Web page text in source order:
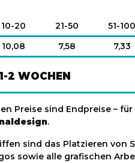
10-20 21-50 51-100
10,08 7,58 7,33
1-2 WOCHEN
Preise sind Endpreise –
.
sind das Platzieren von
sowie alle grafischen